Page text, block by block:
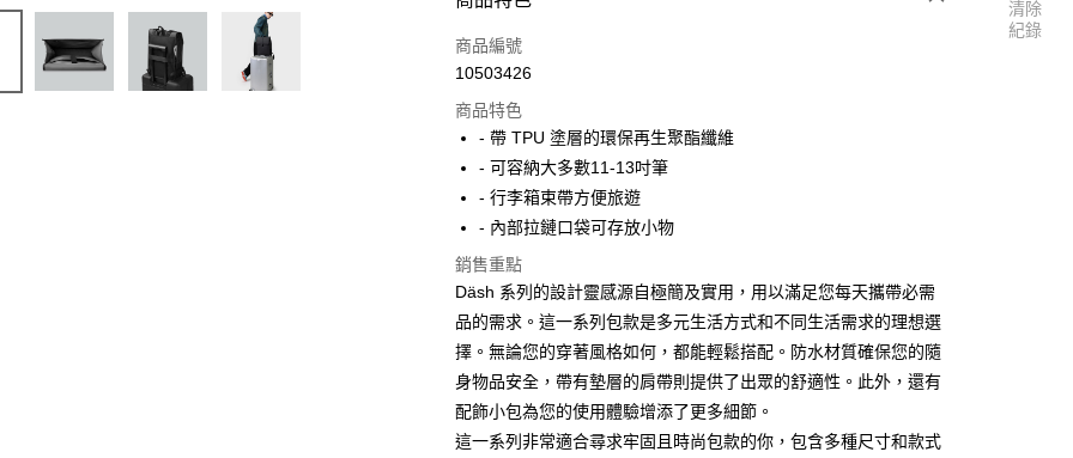
信用卡一次付款
3 期 0 利率 每期 NT$896
合作金庫商業銀行
華南商業銀行
國泰世華商業銀行
臺灣中小企業銀行
匯豐（台灣）商業銀行
華泰商業銀行
聯邦商業銀行
遠東國際商業銀行
玉山商業銀行
星展（台灣）商業銀行
台新國際商業銀行
中國信託商業銀行
台灣樂天信用卡公司
6 期 0 利率 每期NT$448
合作金庫商業銀行
華南商業銀行
國泰世華商業銀行
臺灣中小企業銀行
台中商業銀行
匯豐（台灣）商業銀行
華泰商業銀行
聯邦商業銀行
遠東國際商業銀行
元大商業銀行
永豐商業銀行
台新國際商業銀行
中國信託商業銀行
台灣樂天信用卡公司
LINE Pay
ATM付款
運送方式
付款後全家取貨
每筆NT$80，滿NT$1,000(含以上)免運費
商品編號
10503426
商品特色
- 帶 TPU 塗層的環保再生聚酯纖維
- 可容納大多數11-13吋筆
- 行李箱束帶方便旅遊
- 內部拉鏈口袋可存放小物
銷售重點
Däsh 系列的設計靈感源自極簡及實用，用以滿足您每天攜帶必需
品的需求。這一系列包款是多元生活方式和不同生活需求的理想選
擇。無論您的穿著風格如何，都能輕鬆搭配。防水材質確保您的隨
身物品安全，帶有墊層的肩帶則提供了出眾的舒適性。此外，還有
配飾小包為您的使用體驗增添了更多細節。
這一系列非常適合尋求牢固且時尚包款的你，包含多種尺寸和款式
清除
紀錄